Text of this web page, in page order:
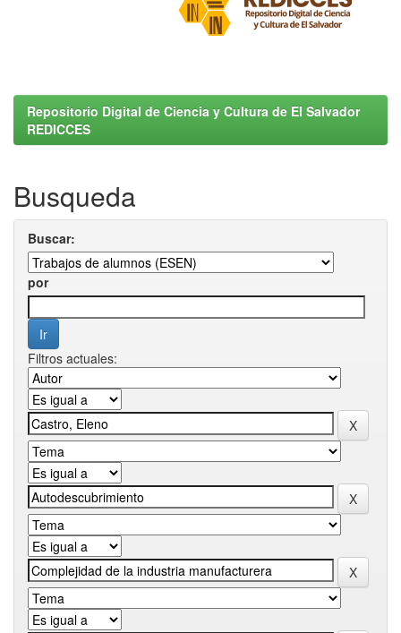
Repositorio Digital de Ciencia y Cultura de El Salvador
REDICCES
Busqueda
Buscar:
por
Filtros actuales: